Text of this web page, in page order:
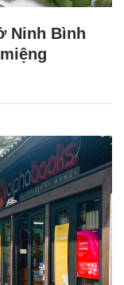
Ninh Bình